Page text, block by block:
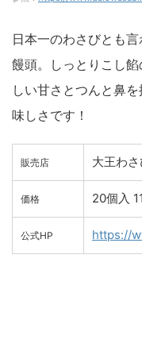
日本一のわさびとも
饅頭。しっとりこし
しい甘さとつんと鼻
味しさです！
販売店 大王わ
価格 20個入
公式HP https://